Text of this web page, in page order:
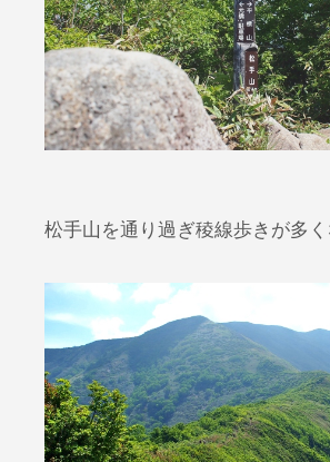
松手山を通り過ぎ稜線歩きが多く